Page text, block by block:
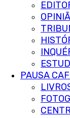
PAUSA